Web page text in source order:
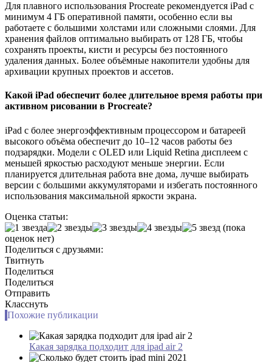
Для плавного использования Procreate рекомендуется iPad с
минимум 4 ГБ оперативной памяти, особенно если вы
работаете с большими холстами или сложными слоями. Для
хранения файлов оптимально выбирать от 128 ГБ, чтобы
сохранять проекты, кисти и ресурсы без постоянного
удаления данных. Более объёмные накопители удобны для
архивации крупных проектов и ассетов.
Какой iPad обеспечит более длительное время работы при
активном рисовании в Procreate?
iPad с более энергоэффективным процессором и батареей
высокого объёма обеспечит до 10–12 часов работы без
подзарядки. Модели с OLED или Liquid Retina дисплеем с
меньшей яркостью расходуют меньше энергии. Если
планируется длительная работа вне дома, лучше выбирать
версии с большими аккумуляторами и избегать постоянного
использования максимальной яркости экрана.
Оценка статьи:
(пока
оценок нет)
Поделиться с друзьями:
Твитнуть
Поделиться
Поделиться
Отправить
Класснуть
Похожие публикации
Какая зарядка подходит для ipad air 2